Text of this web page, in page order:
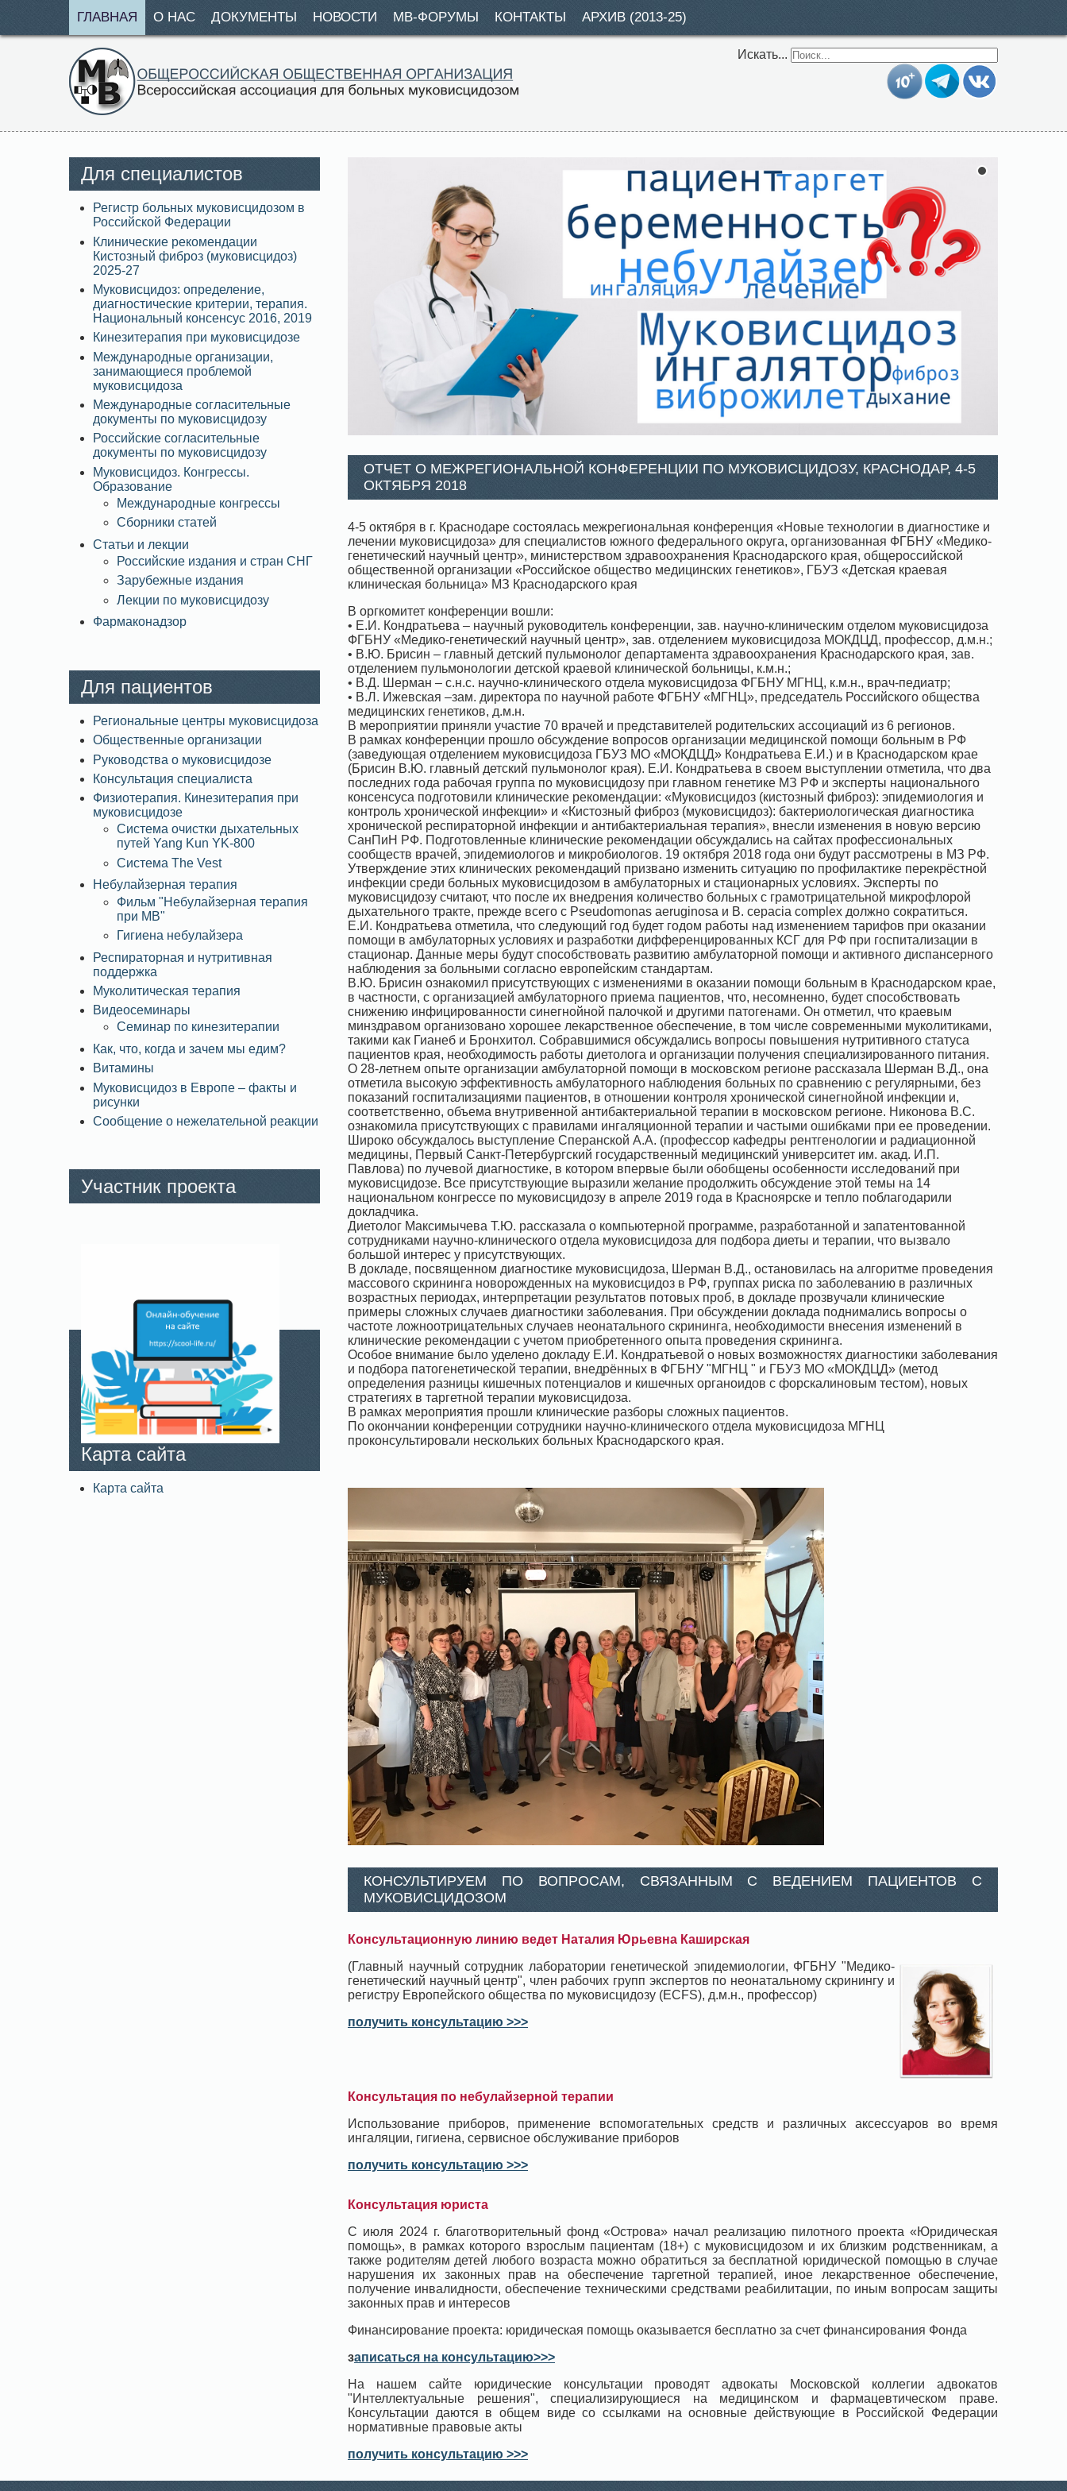
ГЛАВНАЯ О НАС ДОКУМЕНТЫ НОВОСТИ МВ-ФОРУМЫ КОНТАКТЫ АРХИВ (2013-25)
Искать...
ОТЧЕТ О МЕЖРЕГИОНАЛЬНОЙ КОНФЕРЕНЦИИ ПО МУКОВИСЦИДОЗУ, КРАСНОДАР, 4-5
ОКТЯБРЯ 2018
4-5 октября в г. Краснодаре состоялась межрегиональная конференция «Новые технологии в диагностике и
лечении муковисцидоза» для специалистов южного федерального округа, организованная ФГБНУ «Медико-
генетический научный центр», министерством здравоохранения Краснодарского края, общероссийской
общественной организации «Российское общество медицинских генетиков», ГБУЗ «Детская краевая
клиническая больница» МЗ Краснодарского края
В оргкомитет конференции вошли:
• Е.И. Кондратьева – научный руководитель конференции, зав. научно-клиническим отделом муковисцидоза
ФГБНУ «Медико-генетический научный центр», зав. отделением муковисцидоза МОКДЦД, профессор, д.м.н.;
• В.Ю. Брисин – главный детский пульмонолог департамента здравоохранения Краснодарского края, зав.
отделением пульмонологии детской краевой клинической больницы, к.м.н.;
• В.Д. Шерман – с.н.с. научно-клинического отдела муковисцидоза ФГБНУ МГНЦ, к.м.н., врач-педиатр;
• В.Л. Ижевская –зам. директора по научной работе ФГБНУ «МГНЦ», председатель Российского общества
медицинских генетиков, д.м.н.
В мероприятии приняли участие 70 врачей и представителей родительских ассоциаций из 6 регионов.
В рамках конференции прошло обсуждение вопросов организации медицинской помощи больным в РФ
(заведующая отделением муковисцидоза ГБУЗ МО «МОКДЦД» Кондратьева Е.И.) и в Краснодарском крае
(Брисин В.Ю. главный детский пульмонолог края). Е.И. Кондратьева в своем выступлении отметила, что два
последних года рабочая группа по муковисцидозу при главном генетике МЗ РФ и эксперты национального
консенсуса подготовили клинические рекомендации: «Муковисцидоз (кистозный фиброз): эпидемиология и
контроль хронической инфекции» и «Кистозный фиброз (муковисцидоз): бактериологическая диагностика
хронической респираторной инфекции и антибактериальная терапия», внесли изменения в новую версию
СанПиН РФ. Подготовленные клинические рекомендации обсуждались на сайтах профессиональных
сообществ врачей, эпидемиологов и микробиологов. 19 октября 2018 года они будут рассмотрены в МЗ РФ.
Утверждение этих клинических рекомендаций призвано изменить ситуацию по профилактике перекрёстной
инфекции среди больных муковисцидозом в амбулаторных и стационарных условиях. Эксперты по
муковисцидозу считают, что после их внедрения количество больных с грамотрицательной микрофлорой
дыхательного тракте, прежде всего с Pseudomonas aeruginosa и B. cepacia complex должно сократиться.
Е.И. Кондратьева отметила, что следующий год будет годом работы над изменением тарифов при оказании
помощи в амбулаторных условиях и разработки дифференцированных КСГ для РФ при госпитализации в
стационар. Данные меры будут способствовать развитию амбулаторной помощи и активного диспансерного
наблюдения за больными согласно европейским стандартам.
В.Ю. Брисин ознакомил присутствующих с изменениями в оказании помощи больным в Краснодарском крае,
в частности, с организацией амбулаторного приема пациентов, что, несомненно, будет способствовать
снижению инфицированности синегнойной палочкой и другими патогенами. Он отметил, что краевым
минздравом организовано хорошее лекарственное обеспечение, в том числе современными муколитиками,
такими как Гианеб и Бронхитол. Собравшимися обсуждались вопросы повышения нутритивного статуса
пациентов края, необходимость работы диетолога и организации получения специализированного питания.
О 28-летнем опыте организации амбулаторной помощи в московском регионе рассказала Шерман В.Д., она
отметила высокую эффективность амбулаторного наблюдения больных по сравнению с регулярными, без
показаний госпитализациями пациентов, в отношении контроля хронической синегнойной инфекции и,
соответственно, объема внутривенной антибактериальной терапии в московском регионе. Никонова В.С.
ознакомила присутствующих с правилами ингаляционной терапии и частыми ошибками при ее проведении.
Широко обсуждалось выступление Сперанской А.А. (профессор кафедры рентгенологии и радиационной
медицины, Первый Санкт-Петербургский государственный медицинский университет им. акад. И.П.
Павлова) по лучевой диагностике, в котором впервые были обобщены особенности исследований при
муковисцидозе. Все присутствующие выразили желание продолжить обсуждение этой темы на 14
национальном конгрессе по муковисцидозу в апреле 2019 года в Красноярске и тепло поблагодарили
докладчика.
Диетолог Максимычева Т.Ю. рассказала о компьютерной программе, разработанной и запатентованной
сотрудниками научно-клинического отдела муковисцидоза для подбора диеты и терапии, что вызвало
большой интерес у присутствующих.
В докладе, посвященном диагностике муковисцидоза, Шерман В.Д., остановилась на алгоритме проведения
массового скрининга новорожденных на муковисцидоз в РФ, группах риска по заболеванию в различных
возрастных периодах, интерпретации результатов потовых проб, в докладе прозвучали клинические
примеры сложных случаев диагностики заболевания. При обсуждении доклада поднимались вопросы о
частоте ложноотрицательных случаев неонатального скрининга, необходимости внесения изменений в
клинические рекомендации с учетом приобретенного опыта проведения скрининга.
Особое внимание было уделено докладу Е.И. Кондратьевой о новых возможностях диагностики заболевания
и подбора патогенетической терапии, внедрённых в ФГБНУ "МГНЦ " и ГБУЗ МО «МОКДЦД» (метод
определения разницы кишечных потенциалов и кишечных органоидов с форскалиновым тестом), новых
стратегиях в таргетной терапии муковисцидоза.
В рамках мероприятия прошли клинические разборы сложных пациентов.
По окончании конференции сотрудники научно-клинического отдела муковисцидоза МГНЦ
проконсультировали нескольких больных Краснодарского края.
КОНСУЛЬТИРУЕМ ПО ВОПРОСАМ, СВЯЗАННЫМ С ВЕДЕНИЕМ ПАЦИЕНТОВ С
МУКОВИСЦИДОЗОМ
Консультационную линию ведет Наталия Юрьевна Каширская
(Главный научный сотрудник лаборатории генетической эпидемиологии, ФГБНУ "Медико-
генетический научный центр", член рабочих групп экспертов по неонатальному скринингу и
регистру Европейского общества по муковисцидозу (ECFS), д.м.н., профессор)
получить консультацию >>>
Консультация по небулайзерной терапии
Использование приборов, применение вспомогательных средств и различных аксессуаров во время
ингаляции, гигиена, сервисное обслуживание приборов
получить консультацию >>>
Консультация юриста
С июля 2024 г. благотворительный фонд «Острова» начал реализацию пилотного проекта «Юридическая
помощь», в рамках которого взрослым пациентам (18+) с муковисцидозом и их близким родственникам, а
также родителям детей любого возраста можно обратиться за бесплатной юридической помощью в случае
нарушения их законных прав на обеспечение таргетной терапией, иное лекарственное обеспечение,
получение инвалидности, обеспечение техническими средствами реабилитации, по иным вопросам защиты
законных прав и интересов
Финансирование проекта: юридическая помощь оказывается бесплатно за счет финансирования Фонда
записаться на консультацию>>>
На нашем сайте юридические консультации проводят адвокаты Московской коллегии адвокатов
"Интеллектуальные решения", специализирующиеся на медицинском и фармацевтическом праве.
Консультации даются в общем виде со ссылками на основные действующие в Российской Федерации
нормативные правовые акты
получить консультацию >>>
Для специалистов
Регистр больных муковисцидозом в
Российской Федерации
Клинические рекомендации
Кистозный фиброз (муковисцидоз)
2025-27
Муковисцидоз: определение,
диагностические критерии, терапия.
Национальный консенсус 2016, 2019
Кинезитерапия при муковисцидозе
Международные организации,
занимающиеся проблемой
муковисцидоза
Международные согласительные
документы по муковисцидозу
Российские согласительные
документы по муковисцидозу
Муковисцидоз. Конгрессы.
Образование
Международные конгрессы
Сборники статей
Статьи и лекции
Российские издания и стран СНГ
Зарубежные издания
Лекции по муковисцидозу
Фармаконадзор
Для пациентов
Региональные центры муковисцидоза
Общественные организации
Руководства о муковисцидозе
Консультация специалиста
Физиотерапия. Кинезитерапия при
муковисцидозе
Система очистки дыхательных
путей Yang Kun YK-800
Система The Vest
Небулайзерная терапия
Фильм "Небулайзерная терапия
при МВ"
Гигиена небулайзера
Респираторная и нутритивная
поддержка
Муколитическая терапия
Видеосеминары
Семинар по кинезитерапии
Как, что, когда и зачем мы едим?
Витамины
Муковисцидоз в Европе – факты и
рисунки
Сообщение о нежелательной реакции
Участник проекта
Карта сайта
Карта сайта